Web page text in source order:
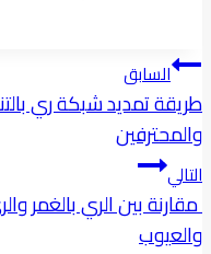
تصفّح
المقالات
السابق
طريقة تمديد شبكة ري
والمحترفين
التالي
مقارنة بين الري بالغمر
والعيوب